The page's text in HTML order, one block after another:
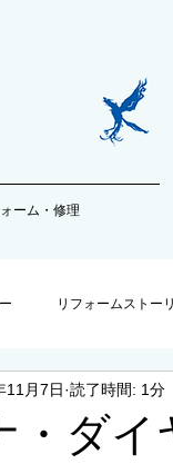
ーム・修理
リフォームストー
・ダ
11月7日 読了時間: 1分